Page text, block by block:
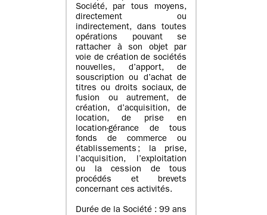
Société, par tous moyens,
directement ou
indirectement, dans toutes
opérations pouvant se
rattacher à son objet par
voie de création de sociétés
nouvelles, d’apport, de
souscription ou d’achat de
titres ou droits sociaux, de
fusion ou autrement, de
création, d’acquisition, de
location, de prise en
location-gérance de tous
fonds de commerce ou
établissements ; la prise,
l’acquisition, l’exploitation
ou la cession de tous
procédés et brevets
concernant ces activités.
Durée de la Société : 99 ans